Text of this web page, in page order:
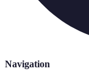
Navigation